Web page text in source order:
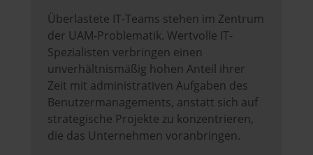
Überlastete IT-Teams stehen im Zentrum
der UAM-Problematik. Wertvolle IT-
Spezialisten verbringen einen
unverhältnismäßig hohen Anteil ihrer
Zeit mit administrativen Aufgaben des
Benutzermanagements, anstatt sich auf
strategische Projekte zu konzentrieren,
die das Unternehmen voranbringen.